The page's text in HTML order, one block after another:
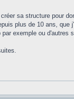
sa structure pour
plus de 10 ans, que
exemple ou